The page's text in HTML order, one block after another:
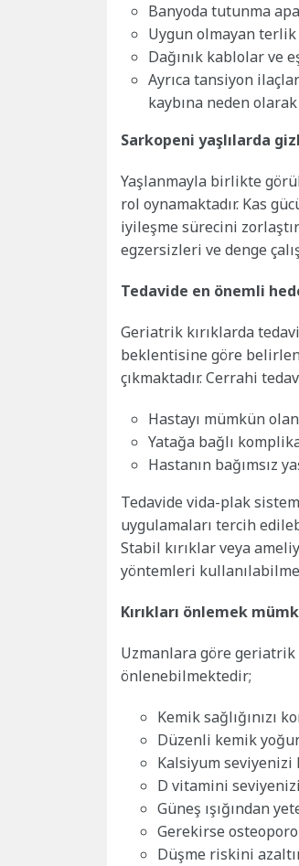
Banyoda tutunma
Uygun olmayan terlik
Dağınık kablolar ve
Ayrıca tansiyon
kaybına neden
Sarkopeni yaşlılarda
Yaşlanmayla birlikte
rol oynamaktadır. Kas
iyileşme sürecini
egzersizleri ve denge
Tedavide en önemli
Geriatrik kırıklarda
beklentisine göre
çıkmaktadır. Cerrahi
Hastayı mümkün
Yatağa bağlı
Hastanın bağımsız
Tedavide vida-plak
uygulamaları tercih
Stabil kırıklar veya
yöntemleri
Kırıkları önlemek
Uzmanlara göre geriatrik
önlenebilmektedir;
Kemik sağlığınızı
Düzenli kemik
Kalsiyum
D vitamini
Güneş ışığından
Gerekirse
Düşme riskini